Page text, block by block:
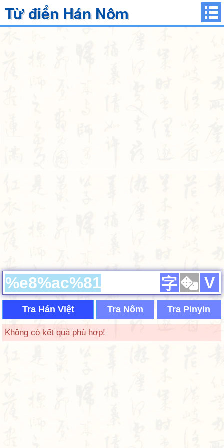
Từ điển Hán Nôm
字 V
Tra Hán Việt Tra Nôm Tra Pinyin
Không có kết quả phù hợp!